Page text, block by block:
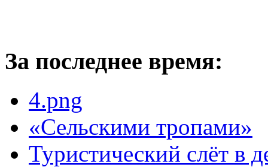
За последнее время:
4.png
«Сельскими тропами»
Туристический слёт в